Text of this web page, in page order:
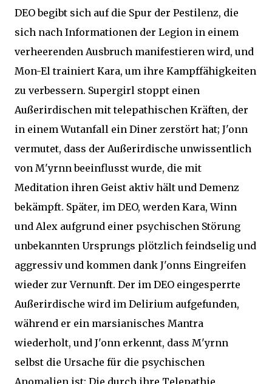
DEO begibt sich auf die Spur der Pestilenz, die
sich nach Informationen der Legion in einem
verheerenden Ausbruch manifestieren wird, und
Mon-El trainiert Kara, um ihre Kampffähigkeiten
zu verbessern. Supergirl stoppt einen
Außerirdischen mit telepathischen Kräften, der
in einem Wutanfall ein Diner zerstört hat; J'onn
vermutet, dass der Außerirdische unwissentlich
von M'yrnn beeinflusst wurde, die mit
Meditation ihren Geist aktiv hält und Demenz
bekämpft. Später, im DEO, werden Kara, Winn
und Alex aufgrund einer psychischen Störung
unbekannten Ursprungs plötzlich feindselig und
aggressiv und kommen dank J'onns Eingreifen
wieder zur Vernunft. Der im DEO eingesperrte
Außerirdische wird im Delirium aufgefunden,
während er ein marsianisches Mantra
wiederholt, und J'onn erkennt, dass M'yrnn
selbst die Ursache für die psychischen
Anomalien ist: Die durch ihre Telepathie